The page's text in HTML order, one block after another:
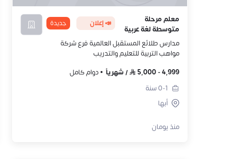
معلم مرحلة
متوسطة لغة عربية
📣 إعلان جديدة
مدارس طلائع المستقبل العالمية فرع شركة
مواهب التربية للتعليم والتدريب
4,999
-
5,000
/ شهرياً
دوام كامل
0-1سنة
أبها
منذ يومان